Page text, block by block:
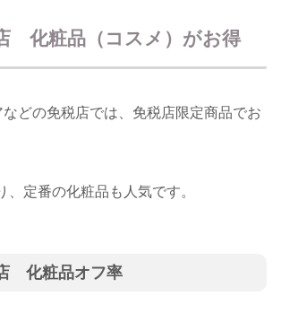
化粧品（コスメ）がお得
どの免税店では、免税店限定商品でお
、定番の化粧品も人気です。
化粧品オフ率